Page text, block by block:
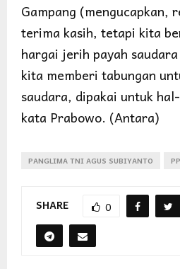
Gampang (mengucapkan,
terima kasih, tetapi kita
hargai jerih payah
kita memberi tabungan
saudara, dipakai untuk
kata Prabowo. (Antara)
PANGLIMA TNI AGUS SUBIYANTO
SHARE 0